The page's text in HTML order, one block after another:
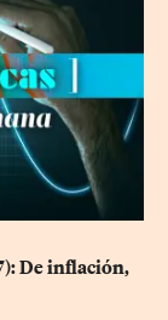
De inflación,